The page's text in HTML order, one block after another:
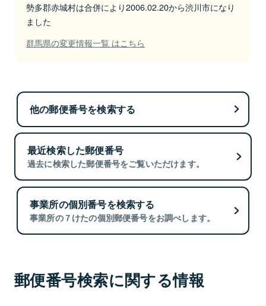
勢多郡赤城村は合併により2006.02.20から渋川市になり
ました
群馬県の変更情報一覧 はこちら
他の郵便番号を検索する
最近検索した郵便番号
過去に検索した郵便番号をご覧いただけます。
事業所の個別番号を検索する
事業所の７けたの個別郵便番号をお調べします。
郵便番号検索に関する情報